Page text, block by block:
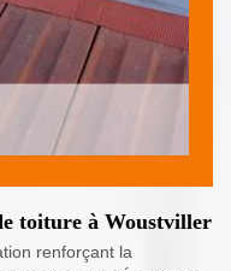
toiture à Woustviller
renforçant la